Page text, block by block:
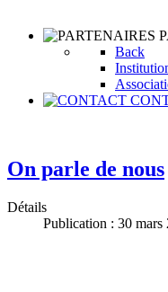
Back
On parle de nous
Détails
Publication : 30 mars